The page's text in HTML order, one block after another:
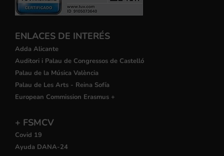
ENLACES DE INTERÉS
Adda Alicante
Auditori i Palau de Congressos de Castelló
Palau de la Música València
Palau de Les Arts - Reina Sofía
European Commission Erasmus +
+ FSMCV
Covid 19
Ayuda DANA-24